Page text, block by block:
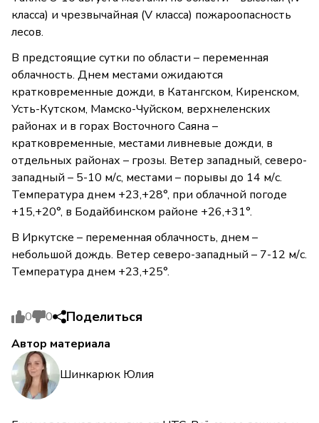
класса) и чрезвычайная (V класса) пожароопасность
лесов.
В предстоящие сутки по области – переменная
облачность. Днем местами ожидаются
кратковременные дожди, в Катангском, Киренском,
Усть-Кутском, Мамско-Чуйском, верхнеленских
районах и в горах Восточного Саяна –
кратковременные, местами ливневые дожди, в
отдельных районах – грозы. Ветер западный, северо-
западный – 5-10 м/с, местами – порывы до 14 м/с.
Температура днем +23,+28°, при облачной погоде
+15,+20°, в Бодайбинском районе +26,+31°.
В Иркутске – переменная облачность, днем –
небольшой дождь. Ветер северо-западный – 7-12 м/с.
Температура днем +23,+25°.
0 0 Поделиться
Автор материала
Шинкарюк Юлия